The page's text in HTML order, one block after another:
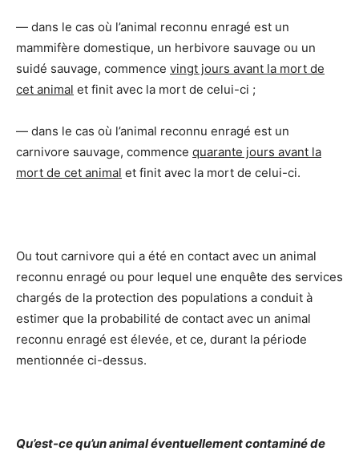
― dans le cas où l’animal reconnu enragé est un
mammifère domestique, un herbivore sauvage ou un
suidé sauvage, commence vingt jours avant la mort de
cet animal et finit avec la mort de celui-ci ;
― dans le cas où l’animal reconnu enragé est un
carnivore sauvage, commence quarante jours avant la
mort de cet animal et finit avec la mort de celui-ci.
Ou tout carnivore qui a été en contact avec un animal
reconnu enragé ou pour lequel une enquête des services
chargés de la protection des populations a conduit à
estimer que la probabilité de contact avec un animal
reconnu enragé est élevée, et ce, durant la période
mentionnée ci-dessus.
Qu’est-ce qu’un animal éventuellement contaminé de